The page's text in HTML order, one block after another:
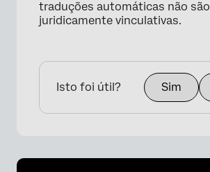
traduções automáticas não são
juridicamente vinculativas.
Isto foi útil? Sim